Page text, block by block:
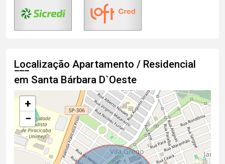
Localização Apartamento / Residencial
em Santa Bárbara D`Oeste
+
−